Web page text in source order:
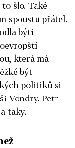
šlo. Také
spoustu přátel.
býti
která má
být
politiků si
Vondry. Petr
taky.